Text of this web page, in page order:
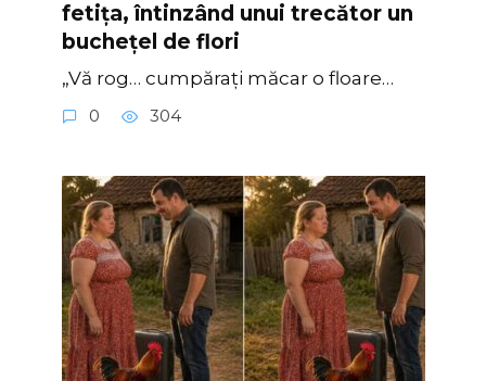
fetița, întinzând unui trecător un
buchețel de flori
„Vă rog… cumpărați măcar o floare…
0 304